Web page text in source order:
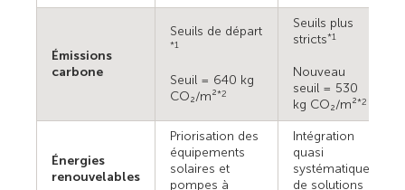
Émissions
carbone
Seuils de départ
*1
Seuil = 640 kg
CO₂/m²*2
Seuils plus
stricts*1
Nouveau
seuil = 530
kg CO₂/m²*2
Énergies
renouvelables
Priorisation des
équipements
solaires et
pompes à
Intégration
quasi
systématique
de solutions